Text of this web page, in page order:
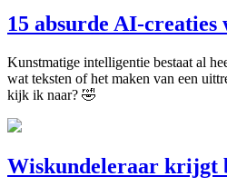
15 absurde AI-
Kunstmatige intelligentie bestaat al
wat teksten of het maken van een
kijk ik naar? 🤣
Wiskundeleraar krijgt